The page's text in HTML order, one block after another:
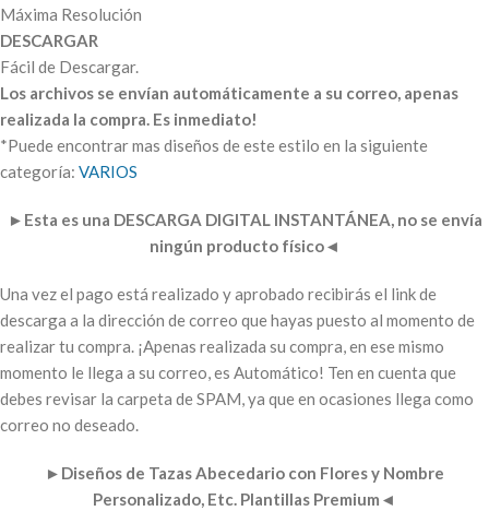
Máxima Resolución
DESCARGAR
Fácil de Descargar.
Los archivos se envían automáticamente a su correo, apenas
realizada la compra. Es inmediato!
*Puede encontrar mas diseños de este estilo en la siguiente
categoría: VARIOS
► Esta es una DESCARGA DIGITAL INSTANTÁNEA, no se envía
ningún producto físico◄
Una vez el pago está realizado y aprobado recibirás el link de
descarga a la dirección de correo que hayas puesto al momento de
realizar tu compra. ¡Apenas realizada su compra, en ese mismo
momento le llega a su correo, es Automático! Ten en cuenta que
debes revisar la carpeta de SPAM, ya que en ocasiones llega como
correo no deseado.
► Diseños de Tazas Abecedario con Flores y Nombre
Personalizado, Etc. Plantillas Premium ◄